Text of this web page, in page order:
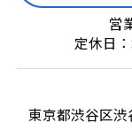
営
定休日
東京都渋谷区